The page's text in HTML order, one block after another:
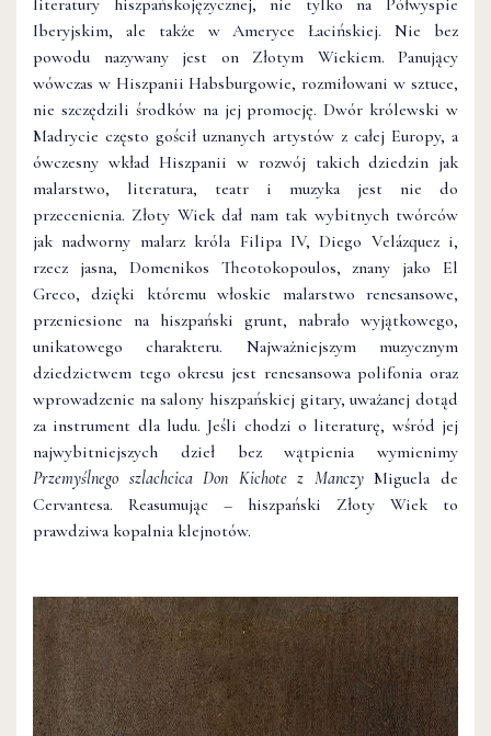
literatury hiszpańskojęzycznej, nie tylko na Półwyspie
Iberyjskim, ale także w Ameryce Łacińskiej. Nie bez
powodu nazywany jest on Złotym Wiekiem. Panujący
wówczas w Hiszpanii Habsburgowie, rozmiłowani w sztuce,
nie szczędzili środków na jej promocję. Dwór królewski w
Madrycie często gościł uznanych artystów z całej Europy, a
ówczesny wkład Hiszpanii w rozwój takich dziedzin jak
malarstwo, literatura, teatr i muzyka jest nie do
przecenienia. Złoty Wiek dał nam tak wybitnych twórców
jak nadworny malarz króla Filipa IV, Diego Velázquez i,
rzecz jasna, Domenikos Theotokopoulos, znany jako El
Greco, dzięki któremu włoskie malarstwo renesansowe,
przeniesione na hiszpański grunt, nabrało wyjątkowego,
unikatowego charakteru. Najważniejszym muzycznym
dziedzictwem tego okresu jest renesansowa polifonia oraz
wprowadzenie na salony hiszpańskiej gitary, uważanej dotąd
za instrument dla ludu. Jeśli chodzi o literaturę, wśród jej
najwybitniejszych dzieł bez wątpienia wymienimy
Przemyślnego szlachcica Don Kichote z ManczyMiguela de
Cervantesa. Reasumując – hiszpański Złoty Wiek to
prawdziwa kopalnia klejnotów.